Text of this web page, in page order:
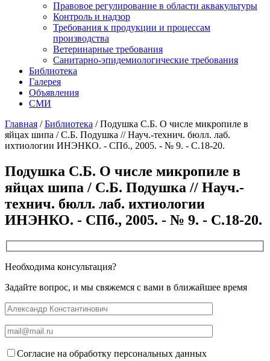
Правовое регулирование в области аквакультуры
Контроль и надзор
Требования к продукции и процессам
производства
Ветеринарные требования
Санитарно-эпидемиологические требования
Библиотека
Галерея
Объявления
СМИ
Главная /Библиотека /Подушка С.Б. О числе микропиле в
яйцах шипа / С.Б. Подушка // Науч.-технич. бюлл. лаб.
ихтиологии ИНЭНКО. - СПб., 2005. - № 9. - С.18-20.
Подушка С.Б. О числе микропиле в
яйцах шипа / С.Б. Подушка // Науч.-
технич. бюлл. лаб. ихтиологии
ИНЭНКО. - СПб., 2005. - № 9. - С.18-20.
Необходима консультация?
Задайте вопрос, и мы свяжемся с вами в ближайшее время
Согласие на обработку персональных данных